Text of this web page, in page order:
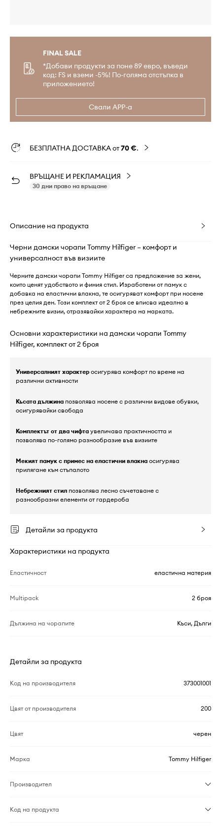
FINAL SALE
*Добави продукти за поне 89 евро, въведи
код: FS и вземи -5%! По-голяма отстъпка в
приложението!
Свали APP-а
БЕЗПЛАТНА ДОСТАВКА от70 €.
ВРЪЩАНЕ И РЕКЛАМАЦИЯ
30 дни право на връщане
Описание на продукта
Черни дамски чорапи Tommy Hilfiger – комфорт и
универсалност във визиите
Черните дамски чорапи Tommy Hilfiger са предложение за жени,
които ценят удобството и финия стил. Изработени от памук с
добавка на еластични влакна, те осигуряват комфорт при носене
през целия ден. Този комплект от 2 броя се вписва идеално в
небрежните визии, отразявайки характера на марката.
Основни характеристики на дамски чорапи Tommy
Hilfiger, комплект от 2 броя
Универсалният характер осигурява комфорт по време на
различни активности
Късата дължина позволява носене с различни видове обувки,
осигурявайки свобода
Комплектът от два чифта увеличава практичността и
позволява по-голямо разнообразие във визиите
Мекият памук с примес на еластични влакна осигурява
прилягане към стъпалото
Небрежният стил позволява лесно съчетаване с
разнообразни елементи от гардероба
Детайли за продукта
Характеристики на продукта
Еластичност еластична материя
Multipack 2 броя
Дължина на чорапите Къси, Дълги
Детайли за продукта
Код на производителя 373001001
Цвят от производителя 200
Цвят черен
Марка Tommy Hilfiger
Производител
Код на продукта